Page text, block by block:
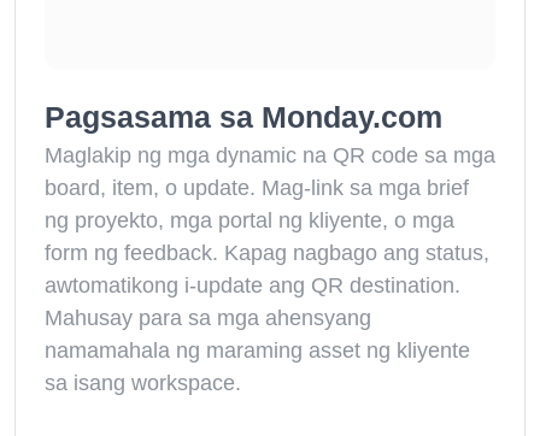
Pagsasama sa Monday.com
Maglakip ng mga dynamic na QR code sa mga
board, item, o update. Mag-link sa mga brief
ng proyekto, mga portal ng kliyente, o mga
form ng feedback. Kapag nagbago ang status,
awtomatikong i-update ang QR destination.
Mahusay para sa mga ahensyang
namamahala ng maraming asset ng kliyente
sa isang workspace.